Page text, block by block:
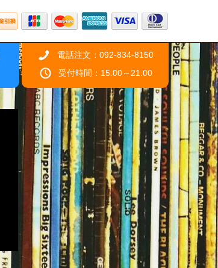
電話注文：092-834-8150
受付時間：15:00～21:00